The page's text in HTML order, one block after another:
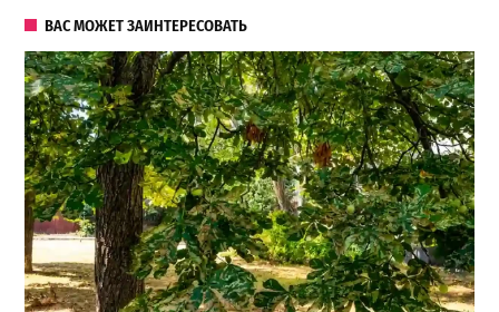
ВАС МОЖЕТ ЗАИНТЕРЕСОВАТЬ